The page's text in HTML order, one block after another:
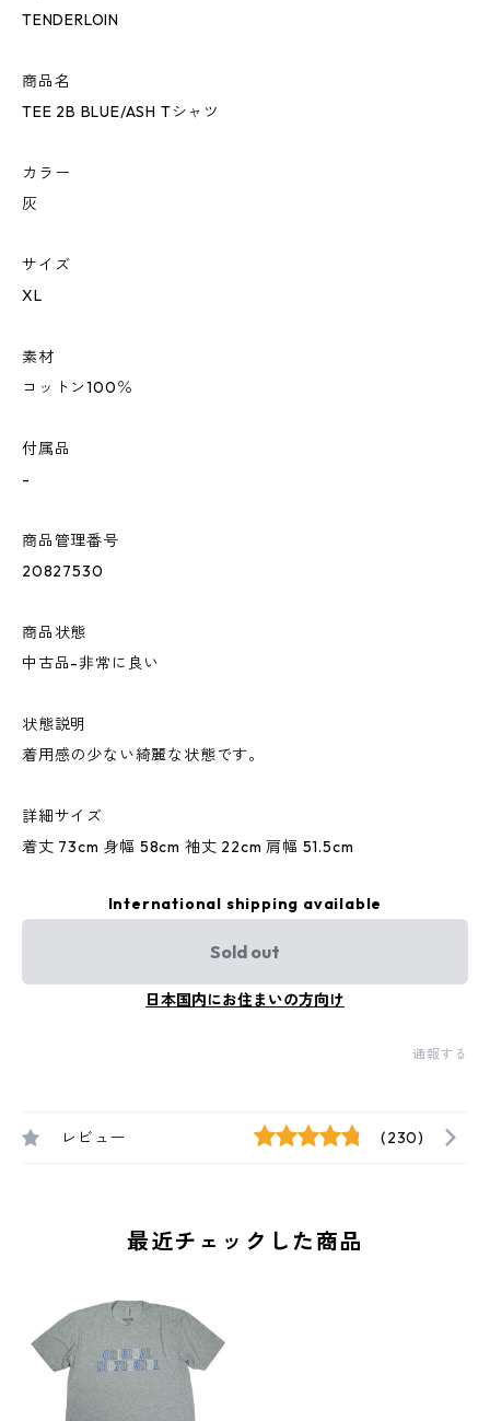
TENDERLOIN
商品名
TEE 2B BLUE/ASH Tシャツ
カラー
灰
サイズ
XL
素材
コットン100％
付属品
-
商品管理番号
20827530
商品状態
中古品-非常に良い
状態説明
着用感の少ない綺麗な状態です。
詳細サイズ
着丈 73cm 身幅 58cm 袖丈 22cm 肩幅 51.5cm
International shipping available
Sold out
日本国内にお住まいの方向け
通報する
レビュー (230)
最近チェックした商品